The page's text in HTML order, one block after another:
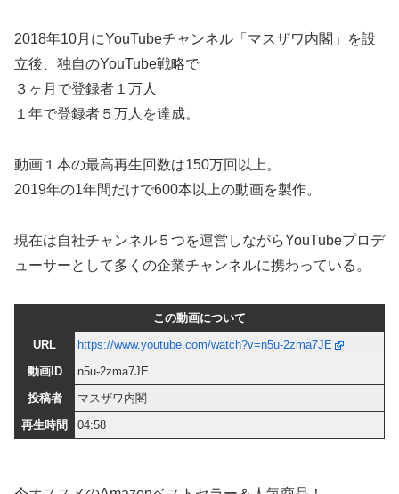
2018年10月にYouTubeチャンネル「マスザワ内閣」を設
立後、独自のYouTube戦略で
３ヶ月で登録者１万人
１年で登録者５万人を達成。
動画１本の最高再生回数は150万回以上。
2019年の1年間だけで600本以上の動画を製作。
現在は自社チャンネル５つを運営しながらYouTubeプロデ
ューサーとして多くの企業チャンネルに携わっている。
この動画について
URL
https://www.youtube.com/watch?v=n5u-2zma7JE
動画ID
n5u-2zma7JE
投稿者
マスザワ内閣
再生時間
04:58